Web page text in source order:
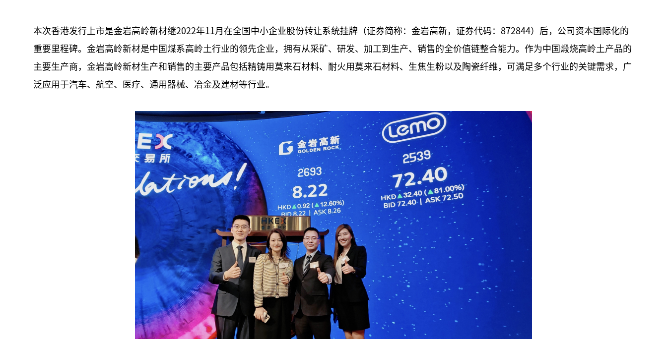
本次香港发行上市是金岩高岭新材继2022年11月在全国中小企业股份转让系统挂牌（证券简称：金岩高新，证券代码：872844）后，公司资本国际化的
重要里程碑。金岩高岭新材是中国煤系高岭土行业的领先企业，拥有从采矿、研发、加工到生产、销售的全价值链整合能力。作为中国煅烧高岭土产品的
主要生产商，金岩高岭新材生产和销售的主要产品包括精铸用莫来石材料、耐火用莫来石材料、生焦生粉以及陶瓷纤维，可满足多个行业的关键需求，广
泛应用于汽车、航空、医疗、通用器械、冶金及建材等行业。